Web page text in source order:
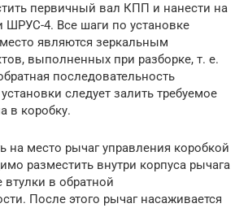
первичный вал КПП и нанести на
ШРУС-4. Все шаги по установке
являются зеркальным
выполненных при разборке, т. е.
последовательность
следует залить требуемое
в коробку.
на место рычаг управления коробкой
разместить внутри корпуса рычага
втулки в обратной
После этого рычаг насаживается